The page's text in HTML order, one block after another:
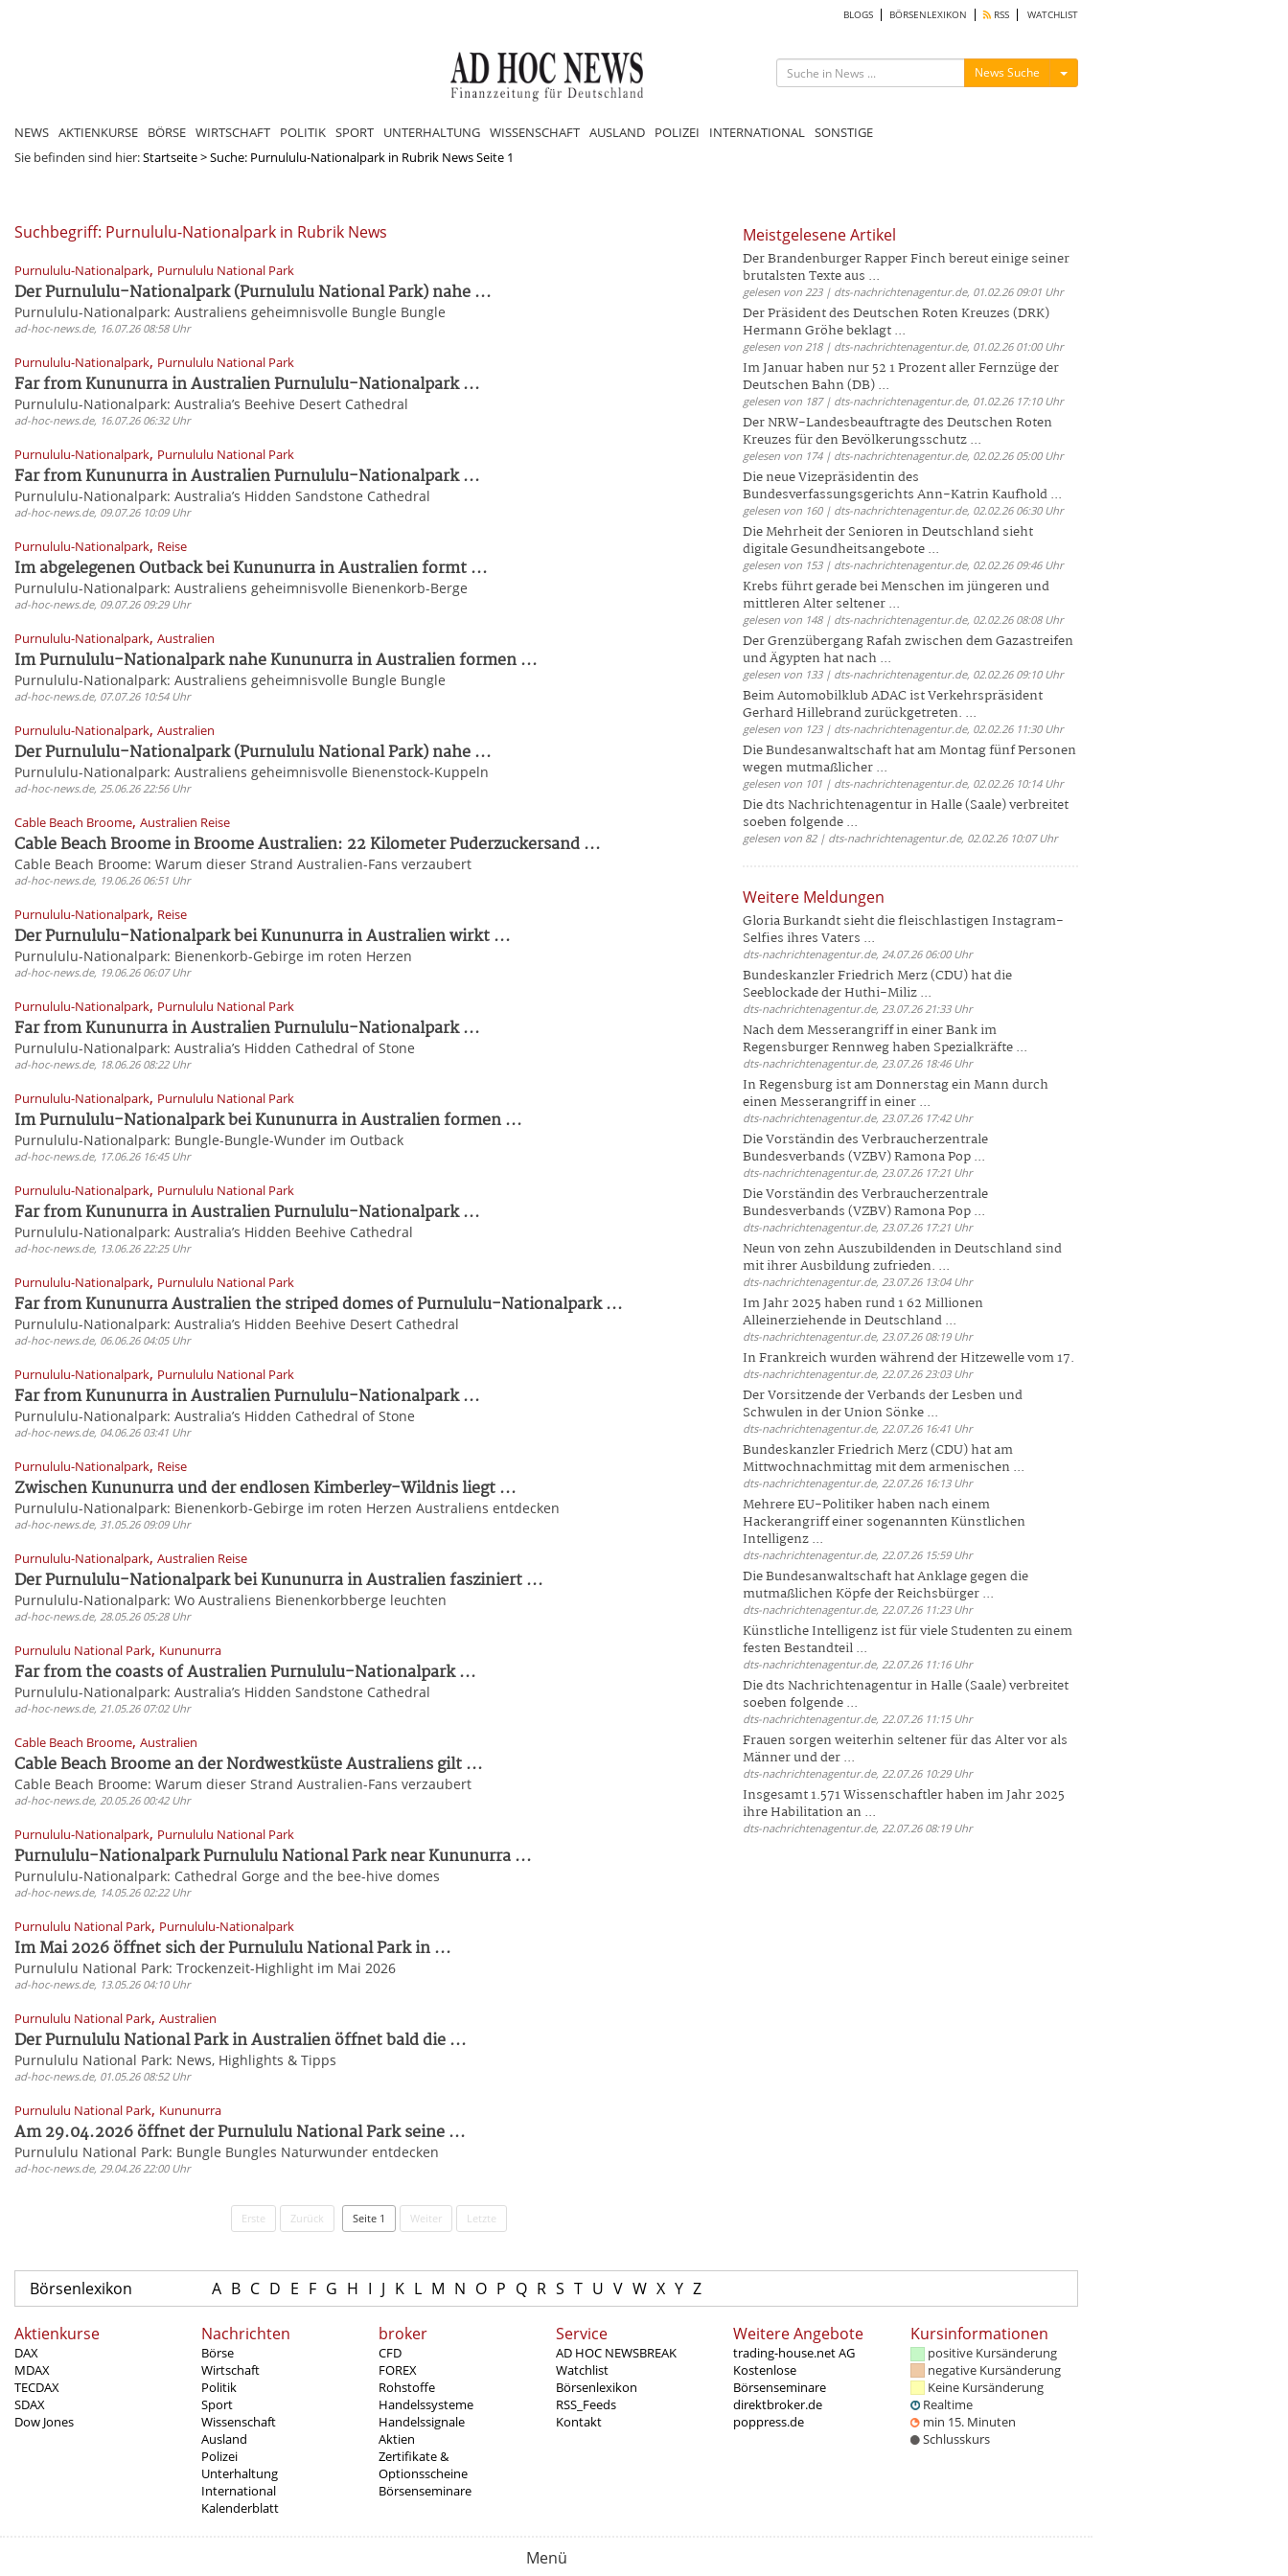
BLOGS BÖRSENLEXIKON RSS WATCHLIST
News Suche Menü ein-/ausblenden
NEWS AKTIENKURSE BÖRSE WIRTSCHAFT POLITIK SPORT UNTERHALTUNG WISSENSCHAFT AUSLAND POLIZEI INTERNATIONAL SONSTIGE
Sie befinden sind hier:Startseite>Suche: Purnululu-Nationalpark in Rubrik News Seite 1
Suchbegriff: Purnululu-Nationalpark in Rubrik News
Purnululu-Nationalpark, Purnululu National Park
Der Purnululu-Nationalpark (Purnululu National Park) nahe ...
Purnululu-Nationalpark: Australiens geheimnisvolle Bungle Bungle
ad-hoc-news.de, 16.07.26 08:58 Uhr
Purnululu-Nationalpark, Purnululu National Park
Far from Kununurra in Australien Purnululu-Nationalpark ...
Purnululu-Nationalpark: Australia’s Beehive Desert Cathedral
ad-hoc-news.de, 16.07.26 06:32 Uhr
Purnululu-Nationalpark, Purnululu National Park
Far from Kununurra in Australien Purnululu-Nationalpark ...
Purnululu-Nationalpark: Australia’s Hidden Sandstone Cathedral
ad-hoc-news.de, 09.07.26 10:09 Uhr
Purnululu-Nationalpark, Reise
Im abgelegenen Outback bei Kununurra in Australien formt ...
Purnululu-Nationalpark: Australiens geheimnisvolle Bienenkorb-Berge
ad-hoc-news.de, 09.07.26 09:29 Uhr
Purnululu-Nationalpark, Australien
Im Purnululu-Nationalpark nahe Kununurra in Australien formen ...
Purnululu-Nationalpark: Australiens geheimnisvolle Bungle Bungle
ad-hoc-news.de, 07.07.26 10:54 Uhr
Purnululu-Nationalpark, Australien
Der Purnululu-Nationalpark (Purnululu National Park) nahe ...
Purnululu-Nationalpark: Australiens geheimnisvolle Bienenstock-Kuppeln
ad-hoc-news.de, 25.06.26 22:56 Uhr
Cable Beach Broome, Australien Reise
Cable Beach Broome in Broome Australien: 22 Kilometer Puderzuckersand ...
Cable Beach Broome: Warum dieser Strand Australien-Fans verzaubert
ad-hoc-news.de, 19.06.26 06:51 Uhr
Purnululu-Nationalpark, Reise
Der Purnululu-Nationalpark bei Kununurra in Australien wirkt ...
Purnululu-Nationalpark: Bienenkorb-Gebirge im roten Herzen
ad-hoc-news.de, 19.06.26 06:07 Uhr
Purnululu-Nationalpark, Purnululu National Park
Far from Kununurra in Australien Purnululu-Nationalpark ...
Purnululu-Nationalpark: Australia’s Hidden Cathedral of Stone
ad-hoc-news.de, 18.06.26 08:22 Uhr
Purnululu-Nationalpark, Purnululu National Park
Im Purnululu-Nationalpark bei Kununurra in Australien formen ...
Purnululu-Nationalpark: Bungle-Bungle-Wunder im Outback
ad-hoc-news.de, 17.06.26 16:45 Uhr
Purnululu-Nationalpark, Purnululu National Park
Far from Kununurra in Australien Purnululu-Nationalpark ...
Purnululu-Nationalpark: Australia’s Hidden Beehive Cathedral
ad-hoc-news.de, 13.06.26 22:25 Uhr
Purnululu-Nationalpark, Purnululu National Park
Far from Kununurra Australien the striped domes of Purnululu-Nationalpark ...
Purnululu-Nationalpark: Australia’s Hidden Beehive Desert Cathedral
ad-hoc-news.de, 06.06.26 04:05 Uhr
Purnululu-Nationalpark, Purnululu National Park
Far from Kununurra in Australien Purnululu-Nationalpark ...
Purnululu-Nationalpark: Australia’s Hidden Cathedral of Stone
ad-hoc-news.de, 04.06.26 03:41 Uhr
Purnululu-Nationalpark, Reise
Zwischen Kununurra und der endlosen Kimberley-Wildnis liegt ...
Purnululu-Nationalpark: Bienenkorb-Gebirge im roten Herzen Australiens entdecken
ad-hoc-news.de, 31.05.26 09:09 Uhr
Purnululu-Nationalpark, Australien Reise
Der Purnululu-Nationalpark bei Kununurra in Australien fasziniert ...
Purnululu-Nationalpark: Wo Australiens Bienenkorbberge leuchten
ad-hoc-news.de, 28.05.26 05:28 Uhr
Purnululu National Park, Kununurra
Far from the coasts of Australien Purnululu-Nationalpark ...
Purnululu-Nationalpark: Australia’s Hidden Sandstone Cathedral
ad-hoc-news.de, 21.05.26 07:02 Uhr
Cable Beach Broome, Australien
Cable Beach Broome an der Nordwestküste Australiens gilt ...
Cable Beach Broome: Warum dieser Strand Australien-Fans verzaubert
ad-hoc-news.de, 20.05.26 00:42 Uhr
Purnululu-Nationalpark, Purnululu National Park
Purnululu-Nationalpark Purnululu National Park near Kununurra ...
Purnululu-Nationalpark: Cathedral Gorge and the bee-hive domes
ad-hoc-news.de, 14.05.26 02:22 Uhr
Purnululu National Park, Purnululu-Nationalpark
Im Mai 2026 öffnet sich der Purnululu National Park in ...
Purnululu National Park: Trockenzeit-Highlight im Mai 2026
ad-hoc-news.de, 13.05.26 04:10 Uhr
Purnululu National Park, Australien
Der Purnululu National Park in Australien öffnet bald die ...
Purnululu National Park: News, Highlights & Tipps
ad-hoc-news.de, 01.05.26 08:52 Uhr
Purnululu National Park, Kununurra
Am 29.04.2026 öffnet der Purnululu National Park seine ...
Purnululu National Park: Bungle Bungles Naturwunder entdecken
ad-hoc-news.de, 29.04.26 22:00 Uhr
Erste Zurück Seite 1 Weiter Letzte
Meistgelesene Artikel
Der Brandenburger Rapper Finch bereut einige seiner
brutalsten Texte aus ...
gelesen von 223 | dts-nachrichtenagentur.de, 01.02.26 09:01 Uhr
Der Präsident des Deutschen Roten Kreuzes (DRK)
Hermann Gröhe beklagt ...
gelesen von 218 | dts-nachrichtenagentur.de, 01.02.26 01:00 Uhr
Im Januar haben nur 52 1 Prozent aller Fernzüge der
Deutschen Bahn (DB) ...
gelesen von 187 | dts-nachrichtenagentur.de, 01.02.26 17:10 Uhr
Der NRW-Landesbeauftragte des Deutschen Roten
Kreuzes für den Bevölkerungsschutz ...
gelesen von 174 | dts-nachrichtenagentur.de, 02.02.26 05:00 Uhr
Die neue Vizepräsidentin des
Bundesverfassungsgerichts Ann-Katrin Kaufhold ...
gelesen von 160 | dts-nachrichtenagentur.de, 02.02.26 06:30 Uhr
Die Mehrheit der Senioren in Deutschland sieht
digitale Gesundheitsangebote ...
gelesen von 153 | dts-nachrichtenagentur.de, 02.02.26 09:46 Uhr
Krebs führt gerade bei Menschen im jüngeren und
mittleren Alter seltener ...
gelesen von 148 | dts-nachrichtenagentur.de, 02.02.26 08:08 Uhr
Der Grenzübergang Rafah zwischen dem Gazastreifen
und Ägypten hat nach ...
gelesen von 133 | dts-nachrichtenagentur.de, 02.02.26 09:10 Uhr
Beim Automobilklub ADAC ist Verkehrspräsident
Gerhard Hillebrand zurückgetreten. ...
gelesen von 123 | dts-nachrichtenagentur.de, 02.02.26 11:30 Uhr
Die Bundesanwaltschaft hat am Montag fünf Personen
wegen mutmaßlicher ...
gelesen von 101 | dts-nachrichtenagentur.de, 02.02.26 10:14 Uhr
Die dts Nachrichtenagentur in Halle (Saale) verbreitet
soeben folgende ...
gelesen von 82 | dts-nachrichtenagentur.de, 02.02.26 10:07 Uhr
Weitere Meldungen
Gloria Burkandt sieht die fleischlastigen Instagram-
Selfies ihres Vaters ...
dts-nachrichtenagentur.de, 24.07.26 06:00 Uhr
Bundeskanzler Friedrich Merz (CDU) hat die
Seeblockade der Huthi-Miliz ...
dts-nachrichtenagentur.de, 23.07.26 21:33 Uhr
Nach dem Messerangriff in einer Bank im
Regensburger Rennweg haben Spezialkräfte ...
dts-nachrichtenagentur.de, 23.07.26 18:46 Uhr
In Regensburg ist am Donnerstag ein Mann durch
einen Messerangriff in einer ...
dts-nachrichtenagentur.de, 23.07.26 17:42 Uhr
Die Vorständin des Verbraucherzentrale
Bundesverbands (VZBV) Ramona Pop ...
dts-nachrichtenagentur.de, 23.07.26 17:21 Uhr
Die Vorständin des Verbraucherzentrale
Bundesverbands (VZBV) Ramona Pop ...
dts-nachrichtenagentur.de, 23.07.26 17:21 Uhr
Neun von zehn Auszubildenden in Deutschland sind
mit ihrer Ausbildung zufrieden. ...
dts-nachrichtenagentur.de, 23.07.26 13:04 Uhr
Im Jahr 2025 haben rund 1 62 Millionen
Alleinerziehende in Deutschland ...
dts-nachrichtenagentur.de, 23.07.26 08:19 Uhr
In Frankreich wurden während der Hitzewelle vom 17.
dts-nachrichtenagentur.de, 22.07.26 23:03 Uhr
Der Vorsitzende der Verbands der Lesben und
Schwulen in der Union Sönke ...
dts-nachrichtenagentur.de, 22.07.26 16:41 Uhr
Bundeskanzler Friedrich Merz (CDU) hat am
Mittwochnachmittag mit dem armenischen ...
dts-nachrichtenagentur.de, 22.07.26 16:13 Uhr
Mehrere EU-Politiker haben nach einem
Hackerangriff einer sogenannten Künstlichen
Intelligenz ...
dts-nachrichtenagentur.de, 22.07.26 15:59 Uhr
Die Bundesanwaltschaft hat Anklage gegen die
mutmaßlichen Köpfe der Reichsbürger ...
dts-nachrichtenagentur.de, 22.07.26 11:23 Uhr
Künstliche Intelligenz ist für viele Studenten zu einem
festen Bestandteil ...
dts-nachrichtenagentur.de, 22.07.26 11:16 Uhr
Die dts Nachrichtenagentur in Halle (Saale) verbreitet
soeben folgende ...
dts-nachrichtenagentur.de, 22.07.26 11:15 Uhr
Frauen sorgen weiterhin seltener für das Alter vor als
Männer und der ...
dts-nachrichtenagentur.de, 22.07.26 10:29 Uhr
Insgesamt 1.571 Wissenschaftler haben im Jahr 2025
ihre Habilitation an ...
dts-nachrichtenagentur.de, 22.07.26 08:19 Uhr
Börsenlexikon A B C D E F G H I J K L M N O P Q R S T U V W X Y Z
Aktienkurse
DAX
MDAX
TECDAX
SDAX
Dow Jones
Nachrichten
Börse
Wirtschaft
Politik
Sport
Wissenschaft
Ausland
Polizei
Unterhaltung
International
Kalenderblatt
broker
CFD
FOREX
Rohstoffe
Handelssysteme
Handelssignale
Aktien
Zertifikate &
Optionsscheine
Börsenseminare
Service
AD HOC NEWSBREAK
Watchlist
Börsenlexikon
RSS_Feeds
Kontakt
Weitere Angebote
trading-house.net AG
Kostenlose
Börsenseminare
direktbroker.de
poppress.de
Kursinformationen
positive Kursänderung
negative Kursänderung
Keine Kursänderung
Realtime
min 15. Minuten
Schlusskurs
Menü